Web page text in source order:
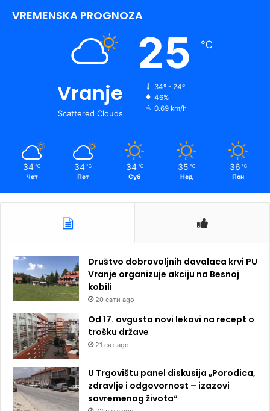
VREMENSKA PROGNOZA
Vranje
Scattered Clouds
25 ℃
34º - 24º
46%
0.69 km/h
34 ℃
Чет
34 ℃
Пет
34 ℃
Суб
35 ℃
Нед
36 ℃
Пон
Društvo dobrovoljnih davalaca krvi PU
Vranje organizuje akciju na Besnoj
kobili
20 сати ago
Od 17. avgusta novi lekovi na recept o
trošku države
21 сат ago
U Trgovištu panel diskusija „Porodica,
zdravlje i odgovornost – izazovi
savremenog života“